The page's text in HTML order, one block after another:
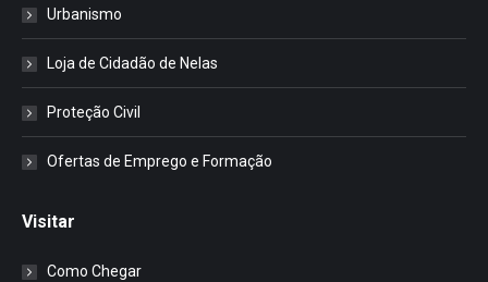
Urbanismo
Loja de Cidadão de Nelas
Proteção Civil
Ofertas de Emprego e Formação
Visitar
Como Chegar